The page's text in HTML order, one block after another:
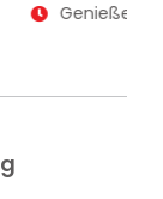
Genießen